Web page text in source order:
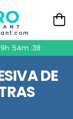
:54m :38
DE